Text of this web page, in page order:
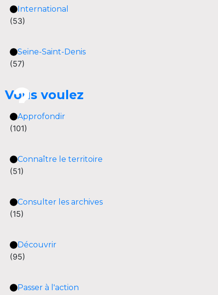
International
(53)
Seine-Saint-Denis
(57)
Vous voulez
Approfondir
(101)
Connaître le territoire
(51)
Consulter les archives
(15)
Découvrir
(95)
Passer à l'action